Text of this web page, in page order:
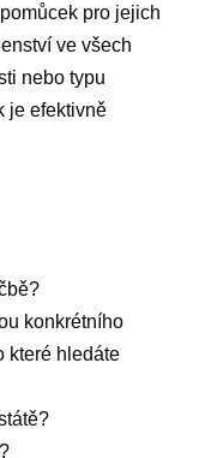
pro jejich
ve všech
nebo typu
je efektivně
konkrétního
které hledáte